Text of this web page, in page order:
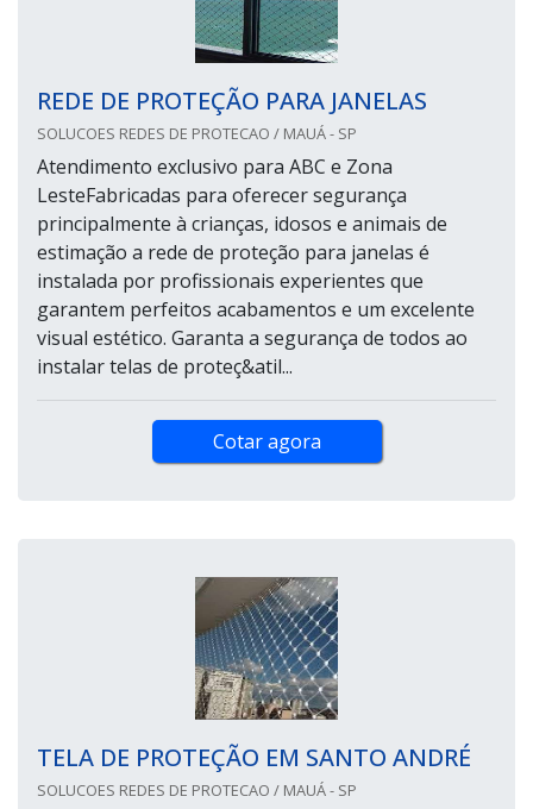
REDE DE PROTEÇÃO PARA JANELAS
SOLUCOES REDES DE PROTECAO / MAUÁ - SP
Atendimento exclusivo para ABC e Zona
LesteFabricadas para oferecer segurança
principalmente à crianças, idosos e animais de
estimação a rede de proteção para janelas é
instalada por profissionais experientes que
garantem perfeitos acabamentos e um excelente
visual estético. Garanta a segurança de todos ao
instalar telas de proteç&atil...
Cotar agora
TELA DE PROTEÇÃO EM SANTO ANDRÉ
SOLUCOES REDES DE PROTECAO / MAUÁ - SP